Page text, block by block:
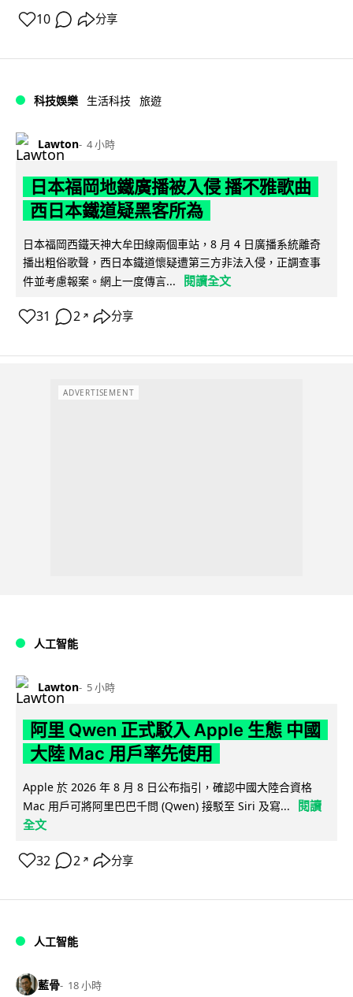
10 分享
科技娛樂 生活科技 旅遊
Lawton 4 小時
日本福岡地鐵廣播被入侵 播不雅歌曲
西日本鐵道疑黑客所為
日本福岡西鐵天神大牟田線兩個車站，8 月 4 日廣播系統離奇
播出粗俗歌聲，西日本鐵道懷疑遭第三方非法入侵，正調查事
件並考慮報案。網上一度傳言...
閱讀全文
31 2 ↗ 分享
ADVERTISEMENT
人工智能
Lawton 5 小時
阿里 Qwen 正式駁入 Apple 生態 中國
大陸 Mac 用戶率先使用
Apple 於 2026 年 8 月 8 日公布指引，確認中國大陸合資格
Mac 用戶可將阿里巴巴千問 (Qwen) 接駁至 Siri 及寫...
閱讀
全文
32 2 ↗ 分享
人工智能
藍骨 18 小時